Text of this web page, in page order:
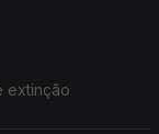
extinção